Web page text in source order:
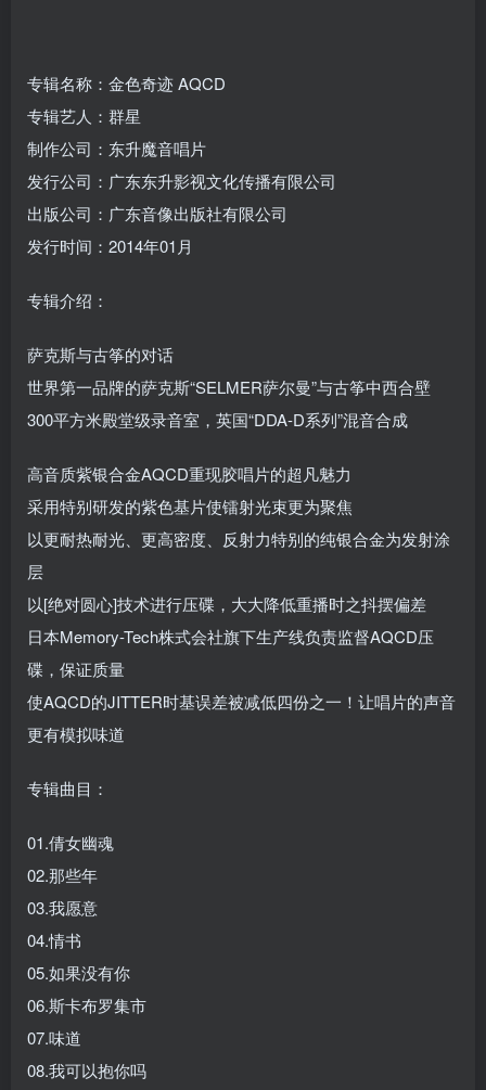
专辑名称：金色奇迹 AQCD
专辑艺人：群星
制作公司：东升魔音唱片
发行公司：广东东升影视文化传播有限公司
出版公司：广东音像出版社有限公司
发行时间：2014年01月
专辑介绍：
萨克斯与古筝的对话
世界第一品牌的萨克斯“SELMER萨尔曼”与古筝中西合壁
300平方米殿堂级录音室，英国“DDA-D系列”混音合成
高音质紫银合金AQCD重现胶唱片的超凡魅力
采用特别研发的紫色基片使镭射光束更为聚焦
以更耐热耐光、更高密度、反射力特别的纯银合金为发射涂
层
以[绝对圆心]技术进行压碟，大大降低重播时之抖摆偏差
日本Memory-Tech株式会社旗下生产线负责监督AQCD压
碟，保证质量
使AQCD的JITTER时基误差被减低四份之一！让唱片的声音
更有模拟味道
专辑曲目：
01.倩女幽魂
02.那些年
03.我愿意
04.情书
05.如果没有你
06.斯卡布罗集市
07.味道
08.我可以抱你吗